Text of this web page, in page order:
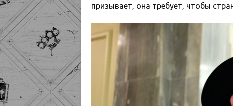
призывает, она требует, чтобы